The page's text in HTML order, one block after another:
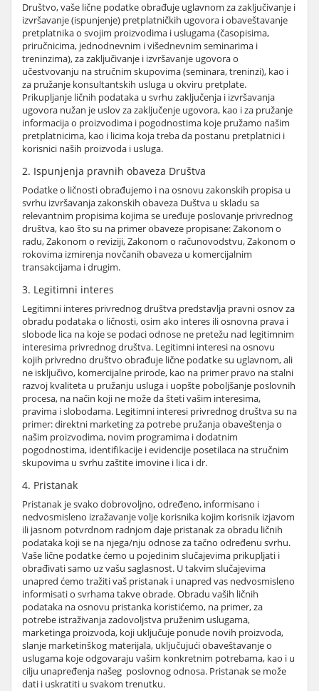
Društvo, vaše lične podatke obrađuje uglavnom za zaključivanje i
izvršavanje (ispunjenje) pretplatničkih ugovora i obaveštavanje
pretplatnika o svojim proizvodima i uslugama (časopisima,
priručnicima, jednodnevnim i višednevnim seminarima i
treninzima), za zaključivanje i izvršavanje ugovora o
učestvovanju na stručnim skupovima (seminara, treninzi), kao i
za pružanje konsultantskih usluga u okviru pretplate.
Prikupljanje ličnih podataka u svrhu zaključenja i izvršavanja
ugovora nužan je uslov za zaključenje ugovora, kao i za pružanje
informacija o proizvodima i pogodnostima koje pružamo našim
pretplatnicima, kao i licima koja treba da postanu pretplatnici i
korisnici naših proizvoda i usluga.
2. Ispunjenja pravnih obaveza Društva
Podatke o ličnosti obrađujemo i na osnovu zakonskih propisa u
svrhu izvršavanja zakonskih obaveza Duštva u skladu sa
relevantnim propisima kojima se uređuje poslovanje privrednog
društva, kao što su na primer obaveze propisane: Zakonom o
radu, Zakonom o reviziji, Zakonom o računovodstvu, Zakonom o
rokovima izmirenja novčanih obaveza u komercijalnim
transakcijama i drugim.
3. Legitimni interes
Legitimni interes privrednog društva predstavlja pravni osnov za
obradu podataka o ličnosti, osim ako interes ili osnovna prava i
slobode lica na koje se podaci odnose ne pretežu nad legitimnim
interesima privrednog društva. Legitimni interesi na osnovu
kojih privredno društvo obrađuje lične podatke su uglavnom, ali
ne isključivo, komercijalne prirode, kao na primer pravo na stalni
razvoj kvaliteta u pružanju usluga i uopšte poboljšanje poslovnih
procesa, na način koji ne može da šteti vašim interesima,
pravima i slobodama. Legitimni interesi privrednog društva su na
primer: direktni marketing za potrebe pružanja obaveštenja o
našim proizvodima, novim programima i dodatnim
pogodnostima, identifikacije i evidencije posetilaca na stručnim
skupovima u svrhu zaštite imovine i lica i dr.
4. Pristanak
Pristanak je svako dobrovoljno, određeno, informisano i
nedvosmisleno izražavanje volje korisnika kojim korisnik izjavom
ili jasnom potvrdnom radnjom daje pristanak za obradu ličnih
podataka koji se na njega/nju odnose za tačno određenu svrhu.
Vaše lične podatke ćemo u pojedinim slučajevima prikupljati i
obrađivati samo uz vašu saglasnost. U takvim slučajevima
unapred ćemo tražiti vaš pristanak i unapred vas nedvosmisleno
informisati o svrhama takve obrade. Obradu vaših ličnih
podataka na osnovu pristanka koristićemo, na primer, za
potrebe istraživanja zadovoljstva pruženim uslugama,
marketinga proizvoda, koji uključuje ponude novih proizvoda,
slanje marketinškog materijala, uključujući obaveštavanje o
uslugama koje odgovaraju vašim konkretnim potrebama, kao i u
cilju unapređenja našeg poslovnog odnosa. Pristanak se može
dati i uskratiti u svakom trenutku.